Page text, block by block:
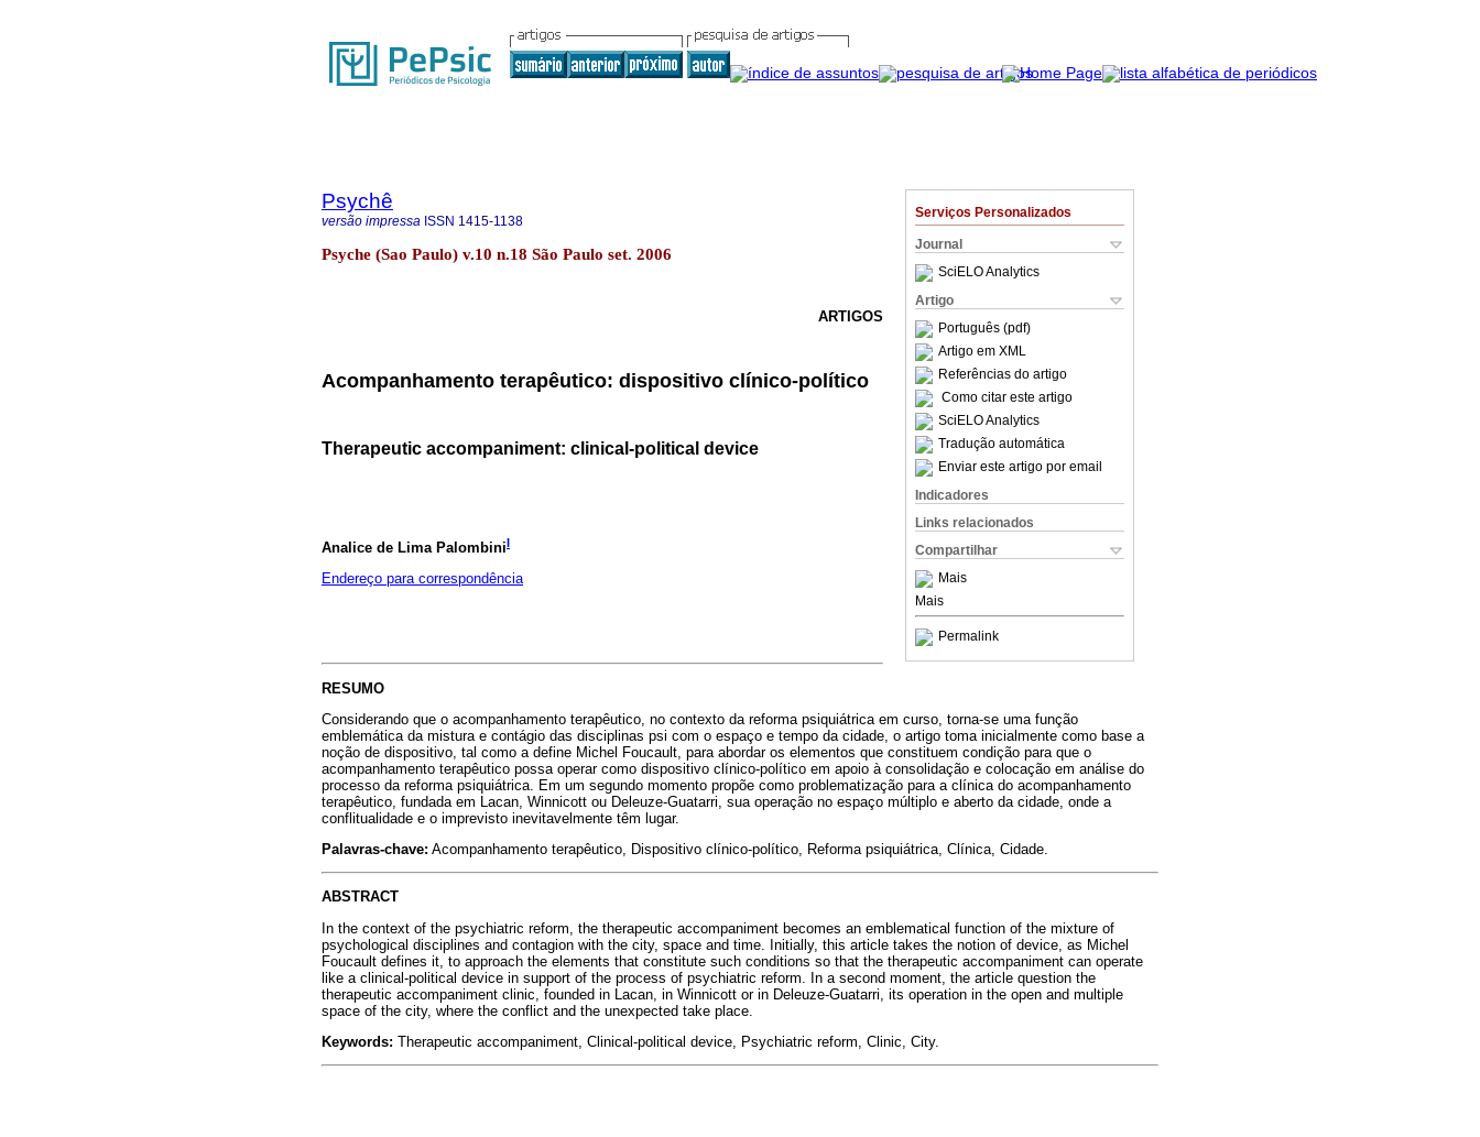
Serviços Personalizados
Journal
SciELO Analytics
Artigo
Português (pdf)
Artigo em XML
Referências do artigo
Como citar este artigo
SciELO Analytics
Tradução automática
Enviar este artigo por email
Indicadores
Links relacionados
Compartilhar
Mais
Mais
Permalink
Psychê
versão impressa ISSN 1415-1138
Psyche (Sao Paulo) v.10 n.18 São Paulo set. 2006
ARTIGOS
Acompanhamento terapêutico: dispositivo clínico-político
Therapeutic accompaniment: clinical-political device
Analice de Lima PalombiniI
Endereço para correspondência
RESUMO
Considerando que o acompanhamento terapêutico, no contexto da reforma psiquiátrica em curso, torna-se uma função
emblemática da mistura e contágio das disciplinas psi com o espaço e tempo da cidade, o artigo toma inicialmente como base a
noção de dispositivo, tal como a define Michel Foucault, para abordar os elementos que constituem condição para que o
acompanhamento terapêutico possa operar como dispositivo clínico-político em apoio à consolidação e colocação em análise do
processo da reforma psiquiátrica. Em um segundo momento propõe como problematização para a clínica do acompanhamento
terapêutico, fundada em Lacan, Winnicott ou Deleuze-Guatarri, sua operação no espaço múltiplo e aberto da cidade, onde a
conflitualidade e o imprevisto inevitavelmente têm lugar.
Palavras-chave: Acompanhamento terapêutico, Dispositivo clínico-político, Reforma psiquiátrica, Clínica, Cidade.
ABSTRACT
In the context of the psychiatric reform, the therapeutic accompaniment becomes an emblematical function of the mixture of
psychological disciplines and contagion with the city, space and time. Initially, this article takes the notion of device, as Michel
Foucault defines it, to approach the elements that constitute such conditions so that the therapeutic accompaniment can operate
like a clinical-political device in support of the process of psychiatric reform. In a second moment, the article question the
therapeutic accompaniment clinic, founded in Lacan, in Winnicott or in Deleuze-Guatarri, its operation in the open and multiple
space of the city, where the conflict and the unexpected take place.
Keywords: Therapeutic accompaniment, Clinical-political device, Psychiatric reform, Clinic, City.